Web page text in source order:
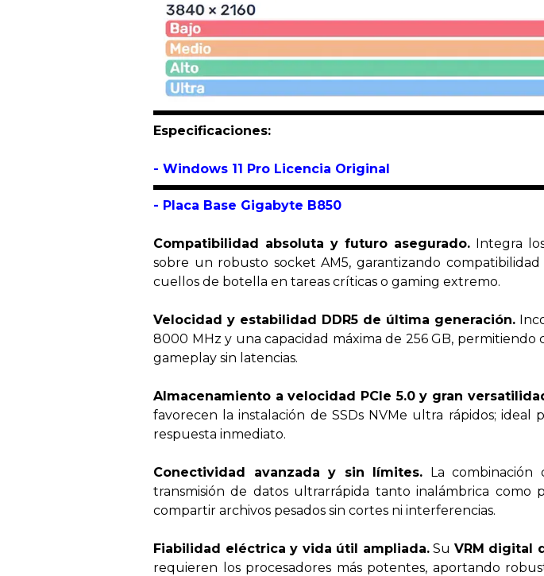
Especificaciones:
- Windows 11 Pro Licencia Original
- Placa Base Gigabyte B850
Compatibilidad absoluta y futuro asegurado. Integra
sobre un robusto socket AM5, garantizando
cuellos de botella en tareas críticas o gaming extremo.
Velocidad y estabilidad DDR5 de última generación.
8000 MHz y una capacidad máxima de 256 GB,
gameplay sin latencias.
Almacenamiento a velocidad PCIe 5.0 y gran
favorecen la instalación de SSDs NVMe ultra rápidos;
respuesta inmediato.
Conectividad avanzada y sin límites. La
transmisión de datos ultrarrápida tanto inalámbrica
compartir archivos pesados sin cortes ni interferencias.
Fiabilidad eléctrica y vida útil ampliada.Su VRM digital
requieren los procesadores más potentes, aportando